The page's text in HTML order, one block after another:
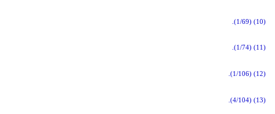
(10) (1/69).
(11) (1/74).
(12) (1/106).
(13) (4/104).